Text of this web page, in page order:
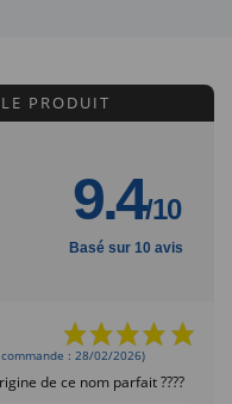
PRODUIT
9.4/10
Basé sur 10 avis
: 28/02/2026)
de ce nom parfait ????